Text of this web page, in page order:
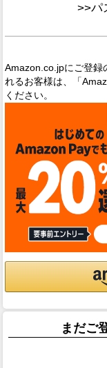
>>パ
Amazon.co.jpにご登録
れるお客様は、「
ください。
まだご